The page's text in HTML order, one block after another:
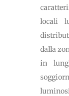
locali
dalla
in